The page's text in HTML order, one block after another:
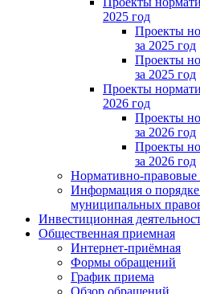
2025 год
Проекты
за 2025 год
Проекты
за 2025 год
Проекты
2026 год
Проекты
за 2026 год
Проекты
за 2026 год
Нормативно-
Информация о
муниципальных
Инвестиционная
Общественная приемная
Интернет-приёмная
Формы обращений
График приема
Обзор обращений